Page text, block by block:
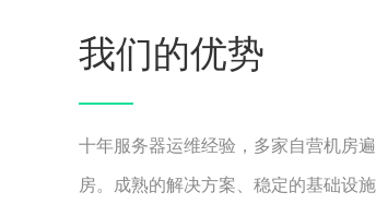
我们的优势
十年服务器运维经验，多家自营机房
房。成熟的解决方案、稳定的基础设